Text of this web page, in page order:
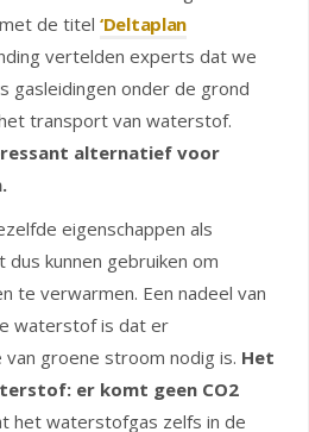
de titel ‘Deltaplan
vertelden experts dat we
gasleidingen onder de grond
transport van waterstof.
alternatief voor
eigenschappen als
kunnen gebruiken om
te verwarmen. Een nadeel van
waterstof is dat er
groene stroom nodig is. Het
er komt geen CO2
het waterstofgas zelfs in de